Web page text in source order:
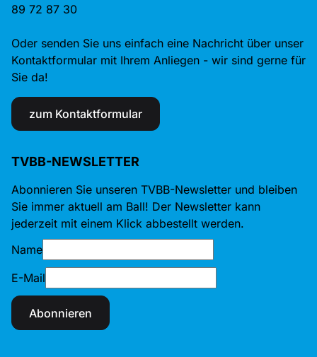
89 72 87 30
Oder senden Sie uns einfach eine Nachricht über unser
Kontaktformular mit Ihrem Anliegen - wir sind gerne für
Sie da!
zum Kontaktformular
TVBB-NEWSLETTER
Abonnieren Sie unseren TVBB-Newsletter und bleiben
Sie immer aktuell am Ball! Der Newsletter kann
jederzeit mit einem Klick abbestellt werden.
Name
E-Mail
Abonnieren